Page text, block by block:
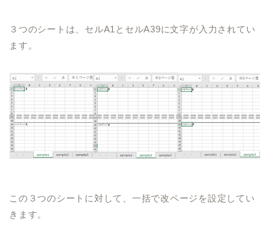
３つのシートは、セルA1 とセルA39に文字が入力されてい
ます。
この３つのシートに対して、一括で改ページを設定してい
きます。